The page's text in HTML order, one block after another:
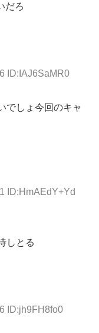
だろ
ID:IAJ6SaMR0
でしょ今回のキャ
ID:HmAEdY+Yd
しとる
ID:jh9FH8fo0